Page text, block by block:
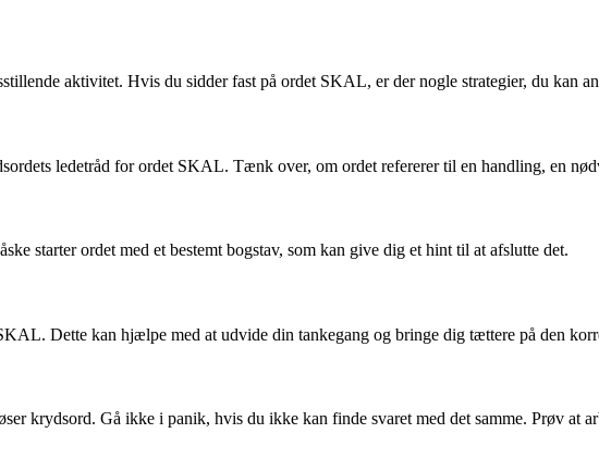
aktivitet. Hvis du sidder fast på ordet SKAL, er der nogle strategier, du kan
ledetråd for ordet SKAL. Tænk over, om ordet refererer til en handling, en
starter ordet med et bestemt bogstav, som kan give dig et hint til at afslutte det.
Dette kan hjælpe med at udvide din tankegang og bringe dig tættere på den
krydsord. Gå ikke i panik, hvis du ikke kan finde svaret med det samme. Prøv at